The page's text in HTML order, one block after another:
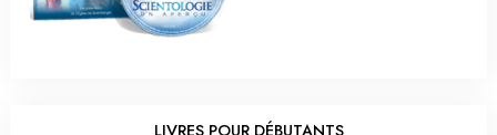
LIVRES POUR DÉBUTANTS